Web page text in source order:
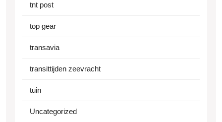
tnt post
top gear
transavia
transittijden zeevracht
tuin
Uncategorized